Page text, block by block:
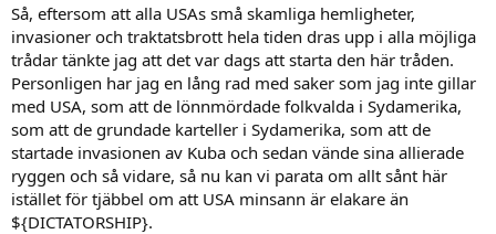
Så, eftersom att alla USAs små skamliga hemligheter,
invasioner och traktatsbrott hela tiden dras upp i alla möjliga
trådar tänkte jag att det var dags att starta den här tråden.
Personligen har jag en lång rad med saker som jag inte gillar
med USA, som att de lönnmördade folkvalda i Sydamerika,
som att de grundade karteller i Sydamerika, som att de
startade invasionen av Kuba och sedan vände sina allierade
ryggen och så vidare, så nu kan vi parata om allt sånt här
istället för tjäbbel om att USA minsann är elakare än
${DICTATORSHIP}.